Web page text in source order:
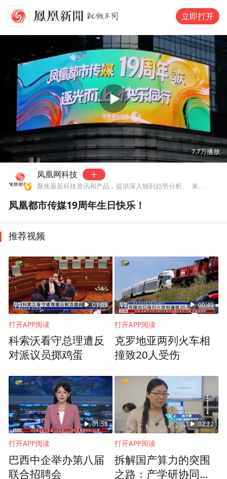
立即打开
00:00 00:57
7.7万播放
凤凰网科技
聚焦最新科技资讯和产品，提供深入独到趋势分析。 来自北京市
凤凰都市传媒19周年生日快乐！
推荐视频
01:05
打开APP阅读
科索沃看守总理遭反
对派议员掷鸡蛋
00:49
打开APP阅读
克罗地亚两列火车相
撞致20人受伤
01:58
打开APP阅读
巴西中企举办第八届
联合招聘会
02:22
打开APP阅读
拆解国产算力的突围
之路：产学研协同培